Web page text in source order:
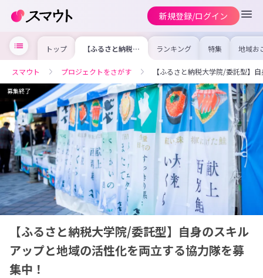
新規登録/ログイン
トップ 【ふるさと納税大
学院/委託型】自
と地域の活性化を
両立する協力隊を
募集中！
ランキング 特集 地域お
の求
を集め
事内容
を比較
合った
けよう
スマウト プロジェクトをさがす 【ふるさと納税大学院/委託型】
募集終了
【ふるさと納税大学院/委託型】自身のスキル
アップと地域の活性化を両立する協力隊を募
集中！